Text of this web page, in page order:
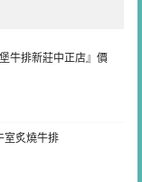
牛排新莊中正店』價
室炙燒牛排